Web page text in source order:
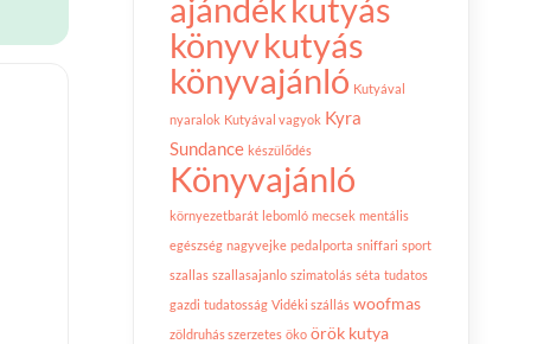
ajándékkutyás
könyvkutyás
könyvajánló Kutyával
nyaralok Kutyával vagyok Kyra
Sundance készülődés
Könyvajánló
környezetbarát lebomló mecsek mentális
egészség nagyvejke pedalporta sniffari sport
szallas szallasajanlo szimatolás séta tudatos
gazdi tudatosság Vidéki szállás woofmas
zöldruhás szerzetes öko örök kutya